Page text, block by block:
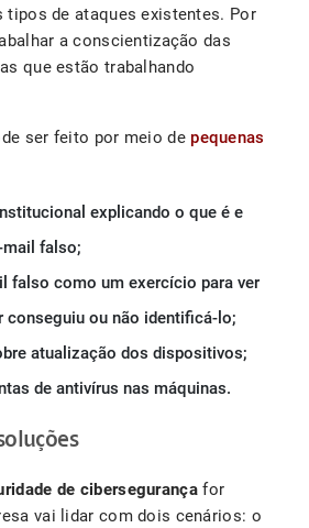
tipos de ataques existentes. Por
a conscientização das
que estão trabalhando
ser feito por meio depequenas
explicando o que é e
falso;
falso como um exercício para ver
conseguiu ou não identificá-lo;
atualização dos dispositivos;
de antivírus nas máquinas.
de cibersegurançafor
vai lidar com dois cenários: o